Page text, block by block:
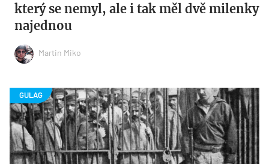
který se nemyl, ale i tak měl dvě milenky
najednou
Martin Miko